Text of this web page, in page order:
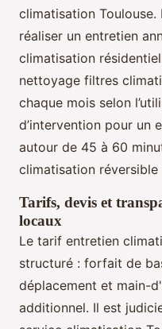
climatisation
réaliser un entretien
climatisation
nettoyage filtres
chaque mois selon
d’intervention pour un
autour de 45 à 60
climatisation réversible
Tarifs, devis et
locaux
Le tarif entretien
structuré : forfait de
déplacement et main-
additionnel. Il est